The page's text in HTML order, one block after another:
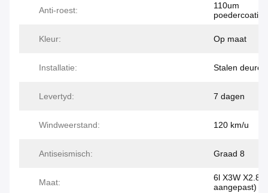
Anti-roest:
110um
Kleur: Op maat
Installatie: Stalen deuren
Levertyd: 7 dagen
Windweerstand: 120 km/u
Antiseismisch: Graad 8
Maat:
6l X3W
aangepast)